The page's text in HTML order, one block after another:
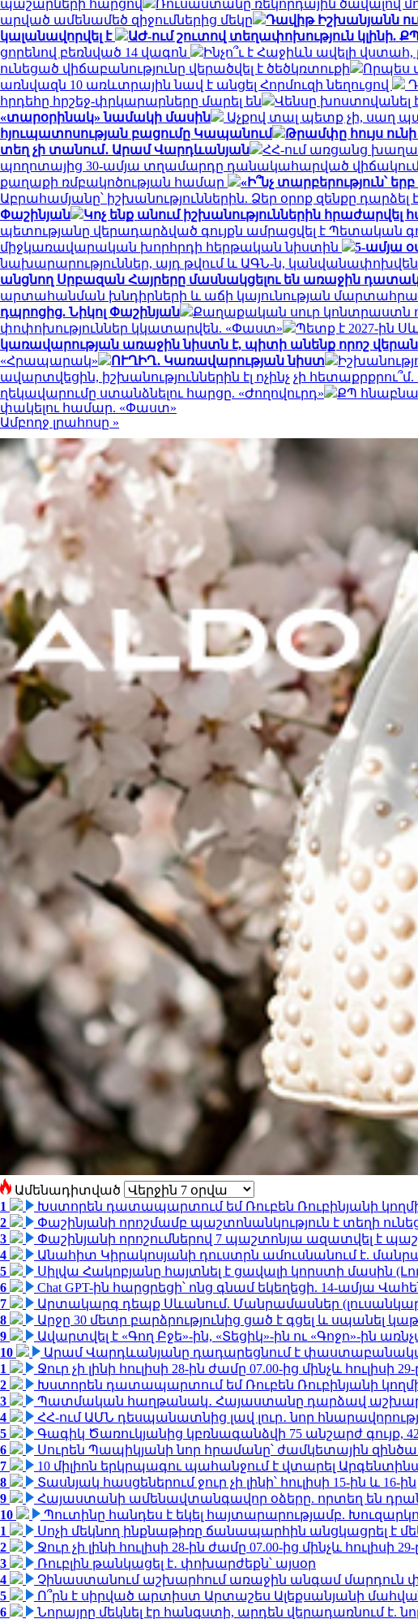
պաշարների հարցով
Ռուսաստանը ռեկորդային ծավալով
արված ամենամեծ զիջումներից մեկը
Դավիթ Իշխանյանն
կալանավորվել է
ԱԺ-ում շուտով տեղափոխություն կլինի.
ցորենով բեռնված 14 վագոն
Ինչո՞ւ է Հաջիևն ավելի
ունեցած վիճաբանությունը վերածվել է ծեծկռտուքի
Որպես
առնվազն 10 առևտրային նավ է անցել Հորմուզի նեղուցով
հրդեհը հրշեջ-փրկարարները մարել են
Վենսը խոստովանել
«տարօրինակ» նամակի մասին
Աչքով տալ պետք չի, սաղ
հյուպատոսության բացումը Կապանում
Թրամփը հույս
տեղ չի տանում․ Արամ Վարդևանյան
ՀՀ-ում առցանց
պողոտայից 30-ամյա տղամարդը դանակահարված
քաղաքի ռմբակոծության համար
«Ի՞նչ տարբերություն՝
Աբրահամյանը՝ իշխանություններին. Ձեր օրոք զենքը
Փաշինյան
Կոչ ենք անում իշխանություններին հրաժարվել
պետությանը վերադարձված գույքն ամրացվել է Պետական
միջկառավարական խորհրդի հերթական նիստին
5-ամյա
նախարարություններ, այդ թվում և ԱԳՆ-ն, կանվանափոխվեն
անցնող Սրբազան Հայրերը մասնակցելու են առաջին
արտահանման խնդիրների և աճի կայունության
դպրոցից. Նիկոլ Փաշինյան
Քաղաքական սուր կոնտրաստն
փոփոխություններ կկատարվեն. «Փաստ»
Պետք է 2027-ին
կառավարության առաջին նիստն է, պիտի անենք որոշ
«Հրապարակ»
ՈՒՂԻՂ․ Կառավարության նիստ
ավարտվեցին, իշխանություններին էլ ոչինչ չի
ղեկավարումը ստանձնելու հարցը. «Ժողովուրդ»
ՔՊ
փակելու համար. «Փաստ»
Ամբողջ լրահոսը »
Ամենադիտված
1
Խստորեն դատապարտում եմ Ռուբեն Ռուբինյանի
2
Փաշինյանի որոշմամբ պաշտոնանկություն է տեղի
3
Փաշինյանի որոշումներով 7 պաշտոնյա ազատվել է
4
Անահիտ Կիրակոսյանի դուստրն ամուսնանում է.
5
Սիլվա Հակոբյանը հայտնել է ցավալի կորստի մասին
6
Chat GPT-ին հարցրեցի՝ ոնց գնամ եկեղեցի. 14-ամյա
7
Արտակարգ դեպք Սևանում. Մանրամասներ
8
Արջը 30 մետր բարձրությունից ցած է գցել և սպանել
9
Ավարտվել է «Գող Բջե»-ին, «Տեցիկ»-ին ու «Գոջո»-ին
10
Արամ Վարդևանյանը դադարեցնում է փաստաբանական
1
Ջուր չի լինի հուլիսի 28-ին ժամը 07.00-ից մինչև հուլիսի
2
Խստորեն դատապարտում եմ Ռուբեն Ռուբինյանի
3
Պատմական հաղթանակ․ Հայաստանը դարձավ
4
ՀՀ-ում ԱՄՆ դեսպանատնից լավ լուր․ նոր
5
Գագիկ Ծառուկյանից կբռնագանձվի 75 անշարժ գույք,
6
Սուրեն Պապիկյանի նոր հրամանը՝ ժամկետային
7
10 միլիոն երկրպագու պահանջում է վտարել
8
Տասնյակ հասցեներում ջուր չի լինի՝ հուլիսի 15-ին և 16-ին
9
Հայաստանի ամենավտանգավոր օձերը. որտեղ են
10
Պուտինը հանդես է եկել հայտարարությամբ.
1
Սոչի մեկնող ինքնաթիռը ճանապարհին անցկացրել է
2
Ջուր չի լինի հուլիսի 28-ին ժամը 07.00-ից մինչև հուլիսի
3
Ռուբլին թանկացել է․ փոխարժեքն՝ այսօր
4
Չինաստանում աշխարհում առաջին անգամ մարդուն
5
Ո՞րն է սիրված արտիստ Արտաշես Ալեքսանյանի
6
Նորայրը մեկնել էր հանգստի, արդեն վերադառնում է.